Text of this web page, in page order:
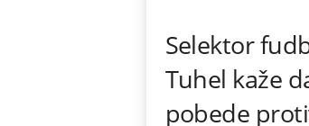
e
s
t
Selektor
Tuhel kaže
pobede